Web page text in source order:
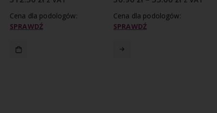
Cena dla podologów:
SPRAWDŹ
Cena dla podologów:
SPRAWDŹ